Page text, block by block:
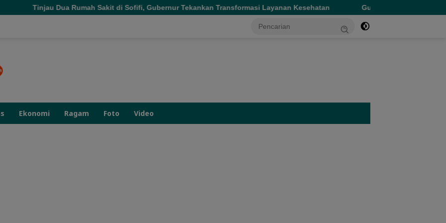
Rumah Sakit di Sofifi, Gubernur Tekankan Transformasi Layanan Kesehatan Gubernur Sherly Tinjau Revitalisasi SMAN 5
Ekonomi Ragam Foto Video